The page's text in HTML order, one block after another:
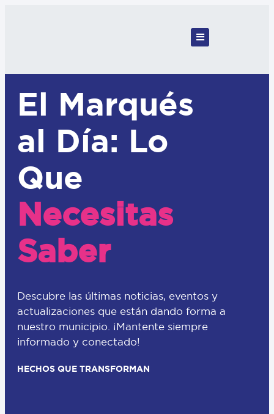
El Marqués
al Día: Lo
Que
Necesitas
Saber
Descubre las últimas noticias, eventos y
actualizaciones que están dando forma a
nuestro municipio. ¡Mantente siempre
informado y conectado!
HECHOS QUE TRANSFORMAN